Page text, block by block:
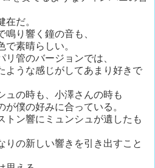
だ。
り響く鐘の音も、
で素晴らしい。
管のバージョンでは、
ような感じがしてあまり好きで
ュの時も、小澤さんの時も
僕の好みに合っている。
トン響にミュンシュが遺したも
りの新しい響きを引き出すこと